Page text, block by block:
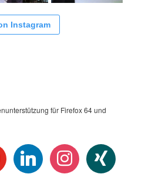
Instagram
für Firefox 64 und
linkedin instagram xing